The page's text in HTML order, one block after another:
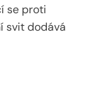
se proti
svit dodává